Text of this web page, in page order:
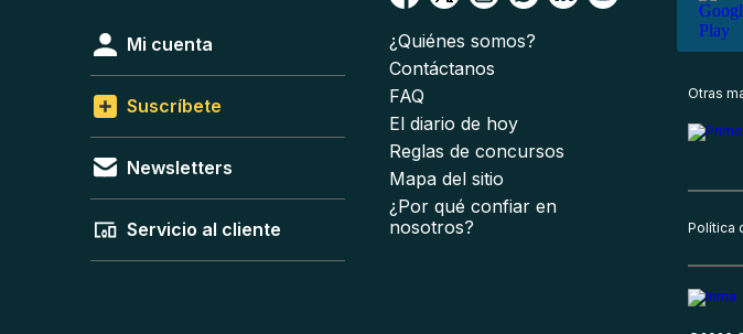
Mi cuenta
Suscríbete
Newsletters
Servicio al cliente
¿Quiénes somos?
Contáctanos
FAQ
El diario de hoy
Reglas de concursos
Mapa del sitio
¿Por qué confiar en
nosotros?
Otras
Política